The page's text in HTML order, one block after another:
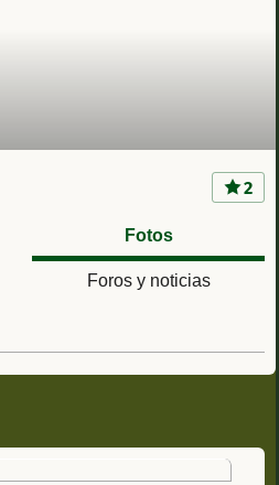
2
Fotos
Foros y noticias